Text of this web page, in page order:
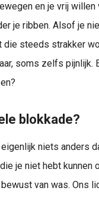
en je vrij
je ribben. Alsof je
die steeds strakker
soms zelfs pijnlijk.
blokkade?
niets anders
je niet hebt
van was. Ons